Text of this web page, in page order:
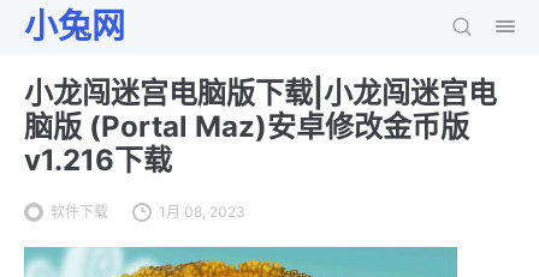
小兔网
小龙闯迷宫电脑版下载|小龙闯迷宫电
脑版 (Portal Maz)安卓修改金币版
v1.216下载
软件下载 1月 08, 2023